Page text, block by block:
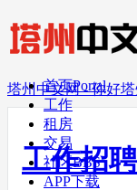
首页Portal
工作
租房
交易
社区BBS
APP下载
塔州中文网 - 你好塔
工作招聘